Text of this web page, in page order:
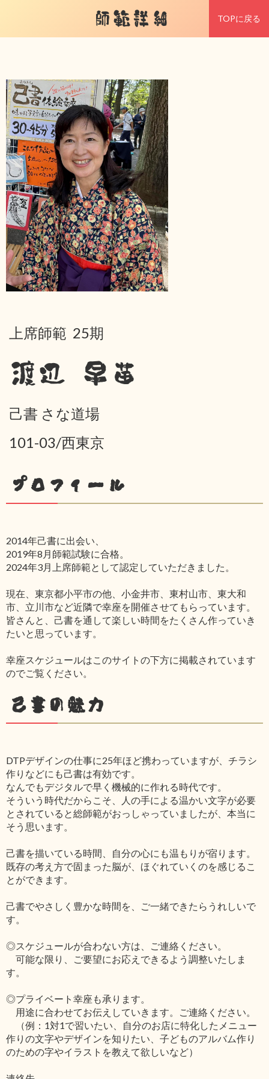
師範詳細 TOPに戻る
上席師範 25期
渡辺 早苗
己書 さな道場
101-03/西東京
プロフィール
2014年己書に出会い、
2019年8月師範試験に合格。
2024年3月上席師範として認定していただきました。
現在、東京都小平市の他、小金井市、東村山市、東大和
市、立川市など近隣で幸座を開催させてもらっています。
皆さんと、己書を通して楽しい時間をたくさん作っていき
たいと思っています。
幸座スケジュールはこのサイトの下方に掲載されています
のでご覧ください。
己書の魅力
DTPデザインの仕事に25年ほど携わっていますが、チラシ
作りなどにも己書は有効です。
なんでもデジタルで早く機械的に作れる時代です。
そういう時代だからこそ、人の手による温かい文字が必要
とされていると総師範がおっしゃっていましたが、本当に
そう思います。
己書を描いている時間、自分の心にも温もりが宿ります。
既存の考え方で固まった脳が、ほぐれていくのを感じるこ
とができます。
己書でやさしく豊かな時間を、ご一緒できたらうれしいで
す。
◎スケジュールが合わない方は、ご連絡ください。
可能な限り、ご要望にお応えできるよう調整いたしま
す。
◎プライベート幸座も承ります。
用途に合わせてお伝えしていきます。ご連絡ください。
（例：1対1で習いたい、自分のお店に特化したメニュー
作りの文字やデザインを知りたい、子どものアルバム作り
のための字やイラストを教えて欲しいなど）